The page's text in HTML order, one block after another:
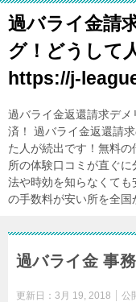
過バライ金請
グ！どうして
https://j-
過バライ金返還請求デ
済！ 過バライ金返還請
た人が続出です！無料
所の体験口コミが直ぐ
法や時効を知らなくて
の手数料が安い所を全国
過バライ金 事
更新日： 3月 19, 2018 公